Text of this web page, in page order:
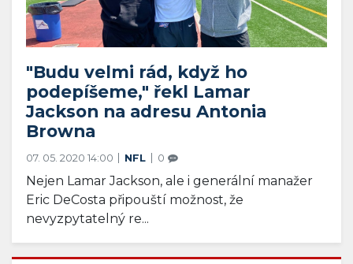
"Budu velmi rád, když ho
podepíšeme," řekl Lamar
Jackson na adresu Antonia
Browna
07. 05. 2020 14:00 NFL 0
Nejen Lamar Jackson, ale i generální manažer
Eric DeCosta připouští možnost, že
nevyzpytatelný re...